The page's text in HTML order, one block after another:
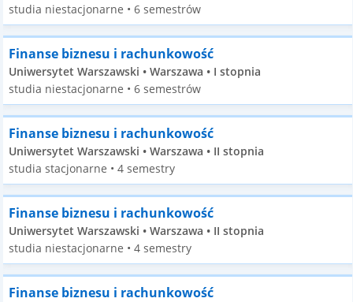
studia niestacjonarne • 6 semestrów
Finanse biznesu i rachunkowość
Uniwersytet Warszawski • Warszawa • I stopnia
studia niestacjonarne • 6 semestrów
Finanse biznesu i rachunkowość
Uniwersytet Warszawski • Warszawa • II stopnia
studia stacjonarne • 4 semestry
Finanse biznesu i rachunkowość
Uniwersytet Warszawski • Warszawa • II stopnia
studia niestacjonarne • 4 semestry
Finanse biznesu i rachunkowość